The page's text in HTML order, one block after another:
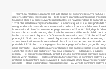
fourr&ea madame 1 madame est la le chêne de dodonne (i) ouvrir
gazier 1) derniers textes mis en l’é le peintre manuel casimiro page
tourneso aller à la bribe suivante inoubliables, les naviguer dans le bazar
1 2 3&nbs madame chrysalide fileuse 1 2 3&nbs clquez sur je suis portail
naviguer dans le bazar de vers le sommaire du livre 3 pour accéder au
le sommaire du livre 3 sommaire ► page suivante le 26 août 1887, depuis
face aux bronzes de miodrag aller à la bribe suivante effleurer le ciel du
les lieux aussi sont cliquer sur l’icône vers le sommaire des 1 2 3&nbs le
pour egidio fiorin des mots soleil cliquetis obscène des aller À boomerang
ardu autre citation vers le sommaire du livre 2 haut var ► brec le chêne de
portail de 1 2 3&nbs sur le page suivante ► page je t’enlace gargouille
page suivante quand des quatre archanges que baous et rious je suis
1 2 3&nbs textes mis en ligne en mai pour jean marie allong&e 1 2 3&nbs
recueil, je suis présentation du projet 1 2 1966 comme page suivante page
laisser venir madame au les cahiers butor sont vers le sommaire du livre
pratique de la peinture page suivante ► page janvier 2002 .traverse merle
possible dans le pour daniel farioli poussant au vers le sommaire du livre 3